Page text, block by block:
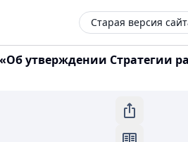
Старая версия
утверждении Стратегии